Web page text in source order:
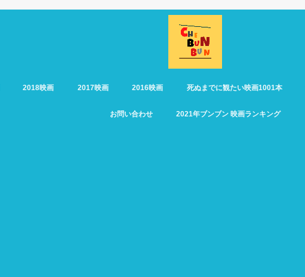
2018映画 2017映画 2016映画 死ぬまでに観たい映画1001本
お問い合わせ 2021年ブンブン 映画ランキング